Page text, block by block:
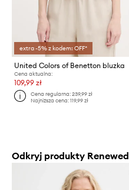
extra -5% z kodem: OFF*
United Colors of Benetton bluzka
Cena aktualna:
109,99 zł
Cena regularna:239,99 zł
Najniższa cena:119,99 zł
Odkryj produkty Renewed